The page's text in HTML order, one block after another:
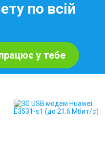
по всій
у тебе